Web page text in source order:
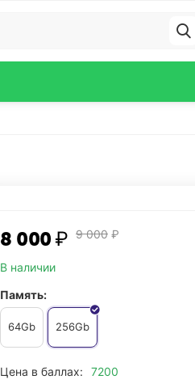
8 000₽ 9 000 ₽
В наличии
Память:
64Gb 256Gb
Цена в баллах: 7200